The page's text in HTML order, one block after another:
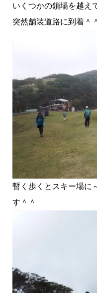
いくつかの鎖場を越え
突然舗装道路に到着＾
暫く歩くとスキー場に
す＾＾